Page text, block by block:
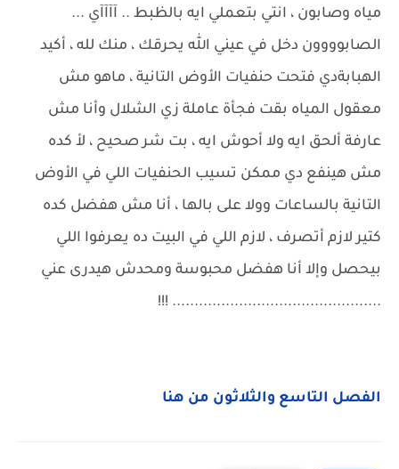
مياه وصابون ، انتي بتعملي ايه بالظبط .. آآآآي ...
الصابوووون دخل في عيني الله يحرقك ، منك لله ، أكيد
الهبابةدي فتحت حنفيات الأوض التانية ، ماهو مش
معقول المياه بقت فجأة عاملة زي الشلال وأنا مش
عارفة ألحق ايه ولا أحوش ايه ، بت شر صحيح ، لأ كده
مش هينفع دي ممكن تسيب الحنفيات اللي في الأوض
التانية بالساعات وولا على بالها ، أنا مش هفضل كده
كتير لازم أتصرف ، لازم اللي في البيت ده يعرفوا اللي
بيحصل وإلا أنا هفضل محبوسة ومحدش هيدرى عني
............................................... !!!
الفصل التاسع والثلاثون من هنا